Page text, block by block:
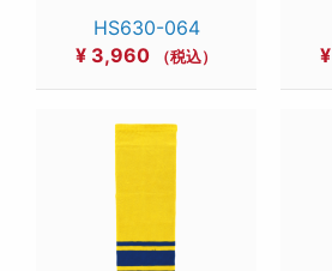
HS630-064
¥ 3,960 （税込）
¥